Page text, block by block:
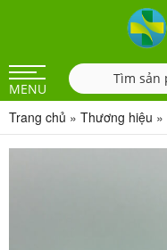
MENU
Trang chủ » Thương hiệu »